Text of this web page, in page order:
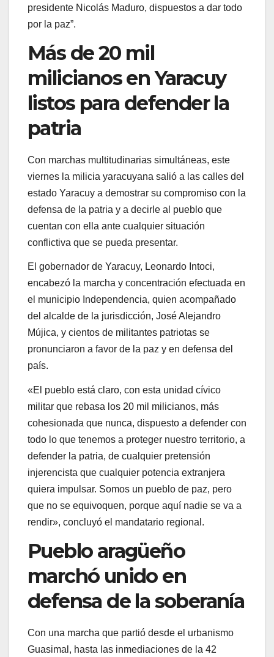
presidente Nicolás Maduro, dispuestos a dar todo
por la paz”.
Más de 20 mil
milicianos en Yaracuy
listos para defender la
patria
Con marchas multitudinarias simultáneas, este
viernes la milicia yaracuyana salió a las calles del
estado Yaracuy a demostrar su compromiso con la
defensa de la patria y a decirle al pueblo que
cuentan con ella ante cualquier situación
conflictiva que se pueda presentar.
El gobernador de Yaracuy, Leonardo Intoci,
encabezó la marcha y concentración efectuada en
el municipio Independencia, quien acompañado
del alcalde de la jurisdicción, José Alejandro
Mújica, y cientos de militantes patriotas se
pronunciaron a favor de la paz y en defensa del
país.
«El pueblo está claro, con esta unidad cívico
militar que rebasa los 20 mil milicianos, más
cohesionada que nunca, dispuesto a defender con
todo lo que tenemos a proteger nuestro territorio, a
defender la patria, de cualquier pretensión
injerencista que cualquier potencia extranjera
quiera impulsar. Somos un pueblo de paz, pero
que no se equivoquen, porque aquí nadie se va a
rendir», concluyó el mandatario regional.
Pueblo aragüeño
marchó unido en
defensa de la soberanía
Con una marcha que partió desde el urbanismo
Guasimal, hasta las inmediaciones de la 42